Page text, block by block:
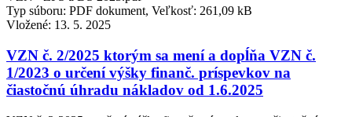
Typ súboru: PDF dokument, Veľkosť: 261,09 kB
Vložené: 13. 5. 2025
VZN č. 2/2025 ktorým sa mení a dopĺňa VZN č.
1/2023 o určení výšky finanč. príspevkov na
čiastočnú úhradu nákladov od 1.6.2025